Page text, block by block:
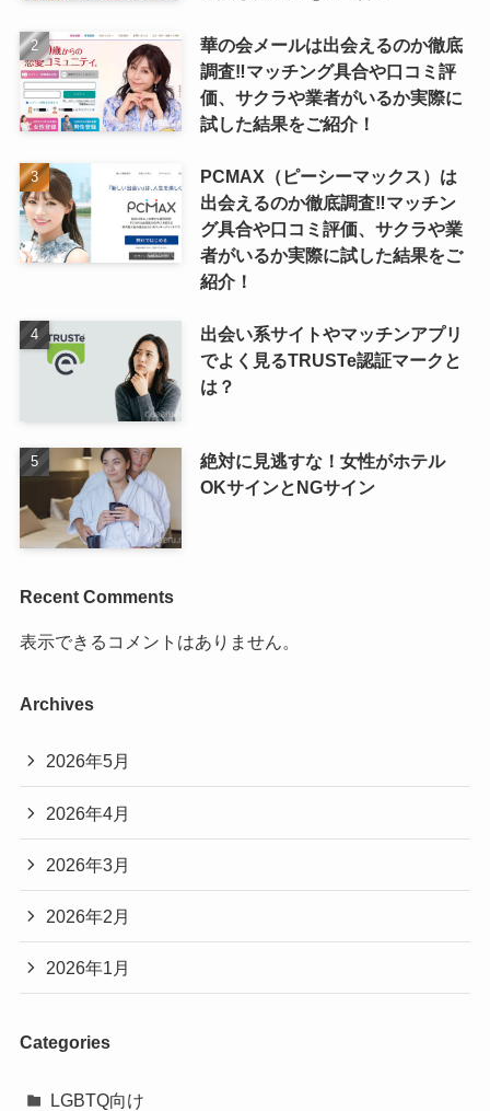
華の会メールは出会えるのか徹底
調査‼マッチング具合や口コミ評
価、サクラや業者がいるか実際に
試した結果をご紹介！
PCMAX（ピーシーマックス）は
出会えるのか徹底調査‼マッチン
グ具合や口コミ評価、サクラや業
者がいるか実際に試した結果をご
紹介！
出会い系サイトやマッチンアプリ
でよく見るTRUSTe認証マークと
は？
絶対に見逃すな！女性がホテル
OKサインとNGサイン
Recent Comments
表示できるコメントはありません。
Archives
2026年5月
2026年4月
2026年3月
2026年2月
2026年1月
Categories
LGBTQ向け